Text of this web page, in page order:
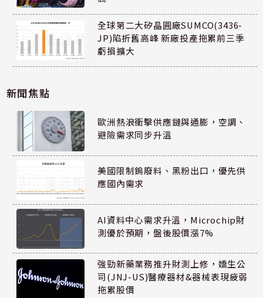
全球第二大矽晶圓廠SUMCO(3436-
JP)陷折舊高峰 新廠投產拖累前三季
虧損擴大
新聞焦點
歐洲熱浪衝擊供應鏈與通膨，空調、
避險需求同步升溫
美國限制鎢廢料、黑粉出口，優先供
應國內需求
AI資料中心需求升溫，Microchip財
測優於預期，盤後股價漲7%
強勁新藥業務推升財測上修，嬌生公
司(JNJ-US)醫療器材&器械表現疲弱
拖累股價